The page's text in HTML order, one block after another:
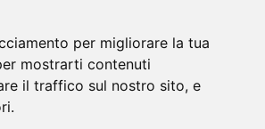
per migliorare la tua
mostrarti contenuti
il traffico sul nostro sito, e